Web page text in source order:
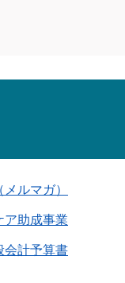
ルマガ）
ア助成事業
計予算書